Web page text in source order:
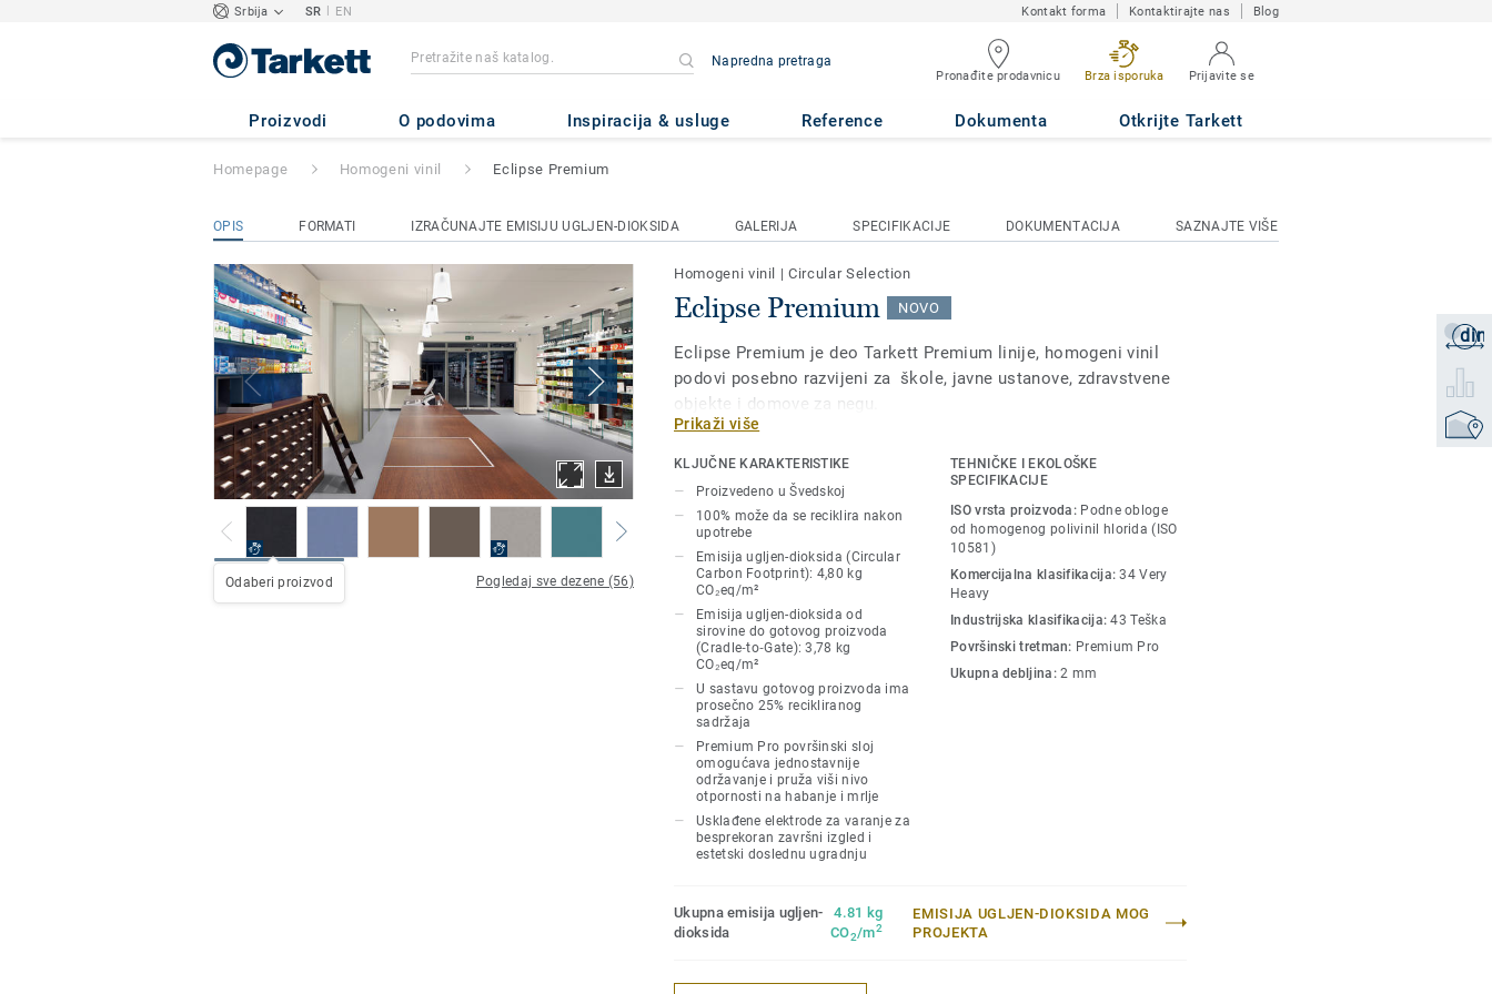
Srbija SR | EN Kontakt forma Kontaktirajte nas Blog
Napredna pretraga
Pronađite prodavnicu Brza isporuka Prijavite se
Proizvodi O podovima Inspiracija & usluge Reference Dokumenta Otkrijte Tarkett
Eclipse Premium
din
Zatraži
Homepage Homogeni vinil Eclipse Premium
OPIS FORMATI IZRAČUNAJTE EMISIJU UGLJEN-DIOKSIDA GALERIJA SPECIFIKACIJE DOKUMENTACIJA SAZNAJTE VIŠE
Odaberi proizvod Pogledaj sve dezene (56)
Homogeni vinil |Circular Selection
Eclipse Premium NOVO
Eclipse Premium je deo Tarkett Premium linije, homogeni vinil
podovi posebno razvijeni za škole, javne ustanove, zdravstvene
objekte i domove za negu.
Eclipse Premium je dostupan u 56 boja kroz dve dizajnerske
Classic kombinuje svetle i tamne nijanse kako bi stvorio snažan
vizuelni kontrast.
Spirit donosi suptilniji, niskokontrastni dizajn u paleti toplih i
hladnih neutralnih tonova.
Oba dezena su prožeta šarama koje omogućavaju da vešto
oblikujete atmosferu i funkcionalnost svakog prostora, bez
obzira na njegovu namenu.
Prikaži više
KLJUČNE KARAKTERISTIKE
Proizvedeno u Švedskoj
100% može da se reciklira nakon
upotrebe
Emisija ugljen-dioksida (Circular
Carbon Footprint): 4,80 kg
CO₂eq/m²
Emisija ugljen-dioksida od
sirovine do gotovog proizvoda
(Cradle‑to‑Gate): 3,78 kg
CO₂eq/m²
U sastavu gotovog proizvoda ima
prosečno 25% recikliranog
sadržaja
Premium Pro površinski sloj
omogućava jednostavnije
održavanje i pruža viši nivo
otpornosti na habanje i mrlje
Usklađene elektrode za varanje za
besprekoran završni izgled i
estetski doslednu ugradnju
TEHNIČKE I EKOLOŠKE
SPECIFIKACIJE
ISO vrsta proizvoda: Podne obloge
od homogenog polivinil hlorida (ISO
10581)
Komercijalna klasifikacija:34 Very
Heavy
Industrijska klasifikacija:43 Teška
Površinski tretman: Premium Pro
Ukupna debljina:2 mm
Ukupna emisija ugljen-
dioksida
4.81 kg
CO2/m2
EMISIJA UGLJEN-DIOKSIDA MOG
PROJEKTA